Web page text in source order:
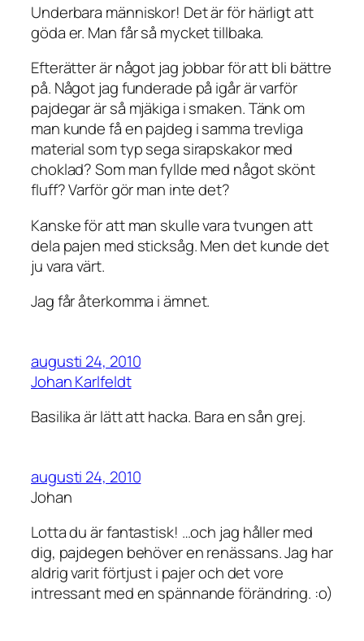
Underbara människor! Det är för härligt att
göda er. Man får så mycket tillbaka.
Efterätter är något jag jobbar för att bli bättre
på. Något jag funderade på igår är varför
pajdegar är så mjäkiga i smaken. Tänk om
man kunde få en pajdeg i samma trevliga
material som typ sega sirapskakor med
choklad? Som man fyllde med något skönt
fluff? Varför gör man inte det?
Kanske för att man skulle vara tvungen att
dela pajen med sticksåg. Men det kunde det
ju vara värt.
Jag får återkomma i ämnet.
augusti 24, 2010
Johan Karlfeldt
Basilika är lätt att hacka. Bara en sån grej.
augusti 24, 2010
Johan
Lotta du är fantastisk! …och jag håller med
dig, pajdegen behöver en renässans. Jag har
aldrig varit förtjust i pajer och det vore
intressant med en spännande förändring. :o)